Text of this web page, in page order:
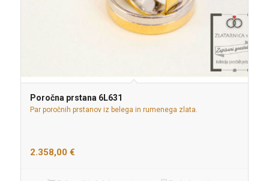
Poročna prstana 6L631
Par poročnih prstanov iz belega in rumenega zlata.
2.358,00 €